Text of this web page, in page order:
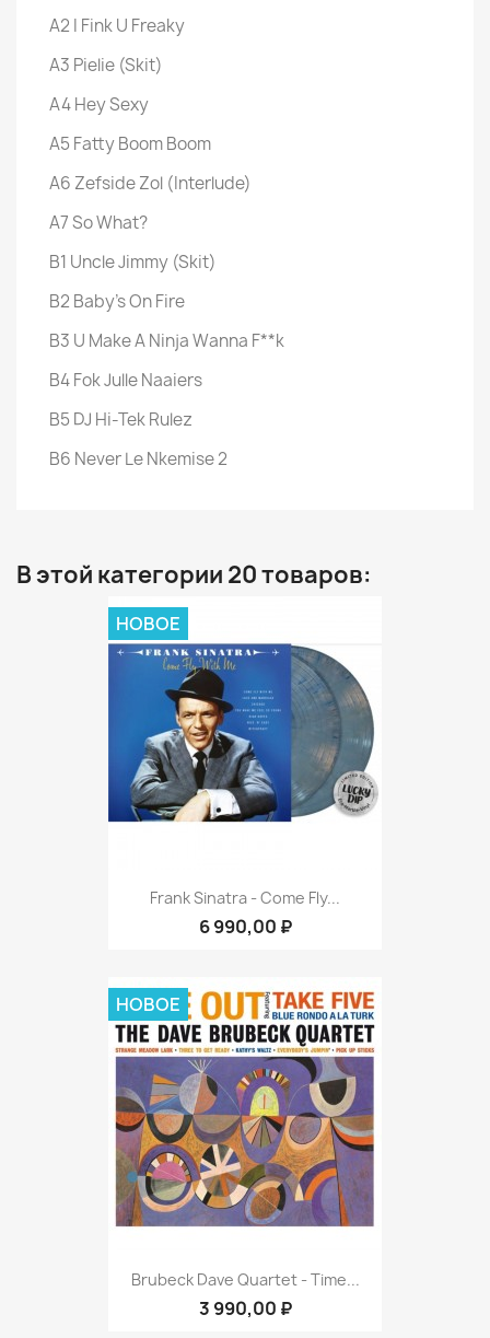
A2 I Fink U Freaky
A3 Pielie (Skit)
A4 Hey Sexy
A5 Fatty Boom Boom
A6 Zefside Zol (Interlude)
A7 So What?
B1 Uncle Jimmy (Skit)
B2 Baby's On Fire
B3 U Make A Ninja Wanna F**k
B4 Fok Julle Naaiers
B5 DJ Hi-Tek Rulez
B6 Never Le Nkemise 2
В этой категории 20 товаров:
Frank Sinatra - Come Fly...
6 990,00 ₽
НОВОЕ
Brubeck Dave Quartet - Time...
3 990,00 ₽
НОВОЕ